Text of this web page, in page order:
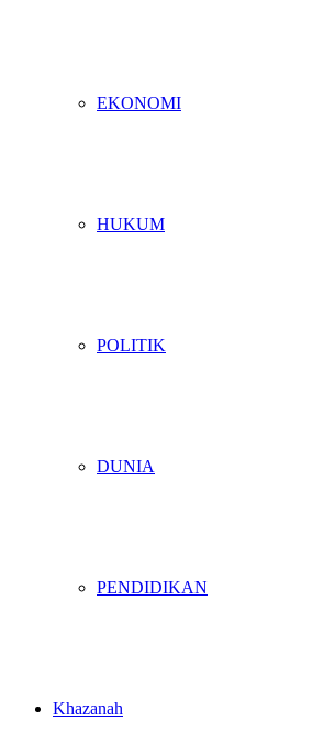
EKONOMI
HUKUM
POLITIK
DUNIA
PENDIDIKAN
Khazanah